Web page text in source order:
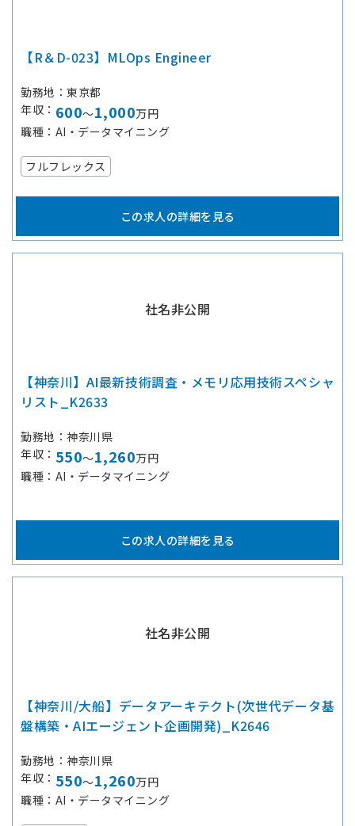
【R＆D-023】MLOps Engineer
勤務地
東京都
年収
600～1,000万円
職種
AI・データマイニング
フルフレックス
この求人の詳細を見る
社名非公開
【神奈川】AI最新技術調査・メモリ応用技術スペシャ
リスト_K2633
勤務地
神奈川県
年収
550～1,260万円
職種
AI・データマイニング
この求人の詳細を見る
社名非公開
【神奈川/大船】データアーキテクト(次世代データ基
盤構築・AIエージェント企画開発)_K2646
勤務地
神奈川県
年収
550～1,260万円
職種
AI・データマイニング